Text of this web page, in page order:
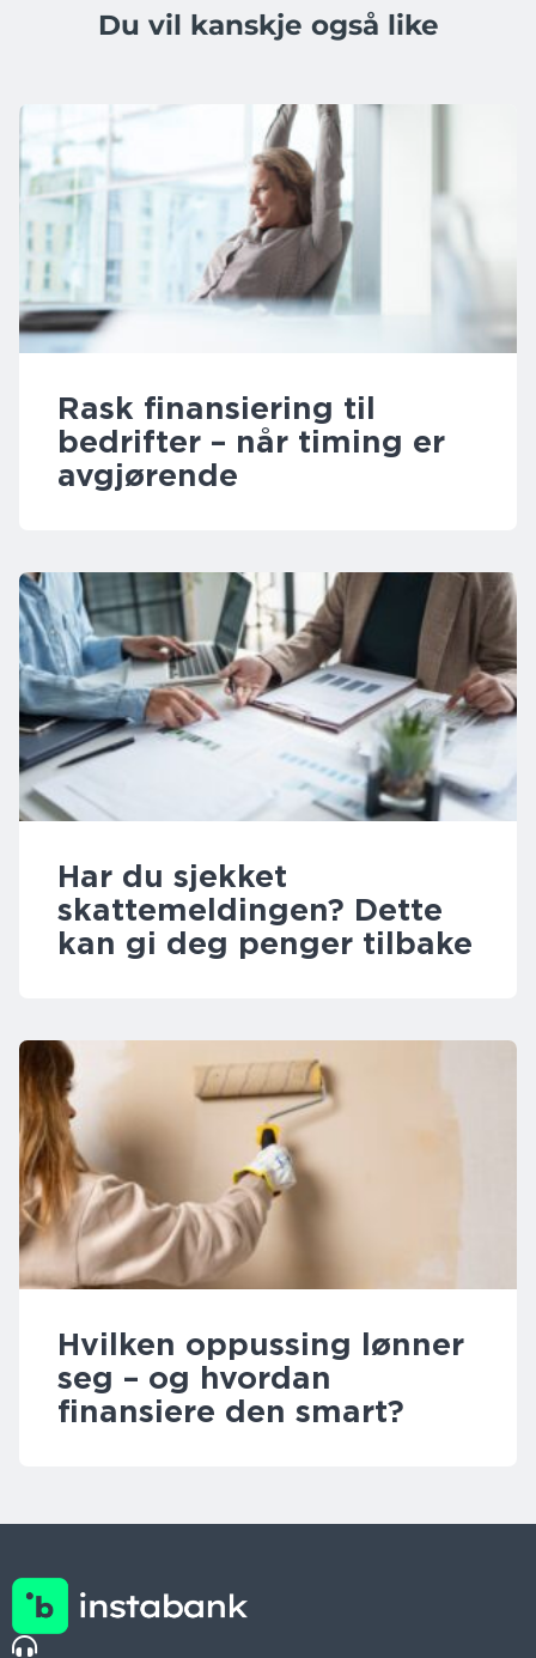
Du vil kanskje også like
Rask finansiering til
bedrifter – når timing er
avgjørende
Har du sjekket
skattemeldingen? Dette
kan gi deg penger tilbake
Hvilken oppussing lønner
seg – og hvordan
finansiere den smart?